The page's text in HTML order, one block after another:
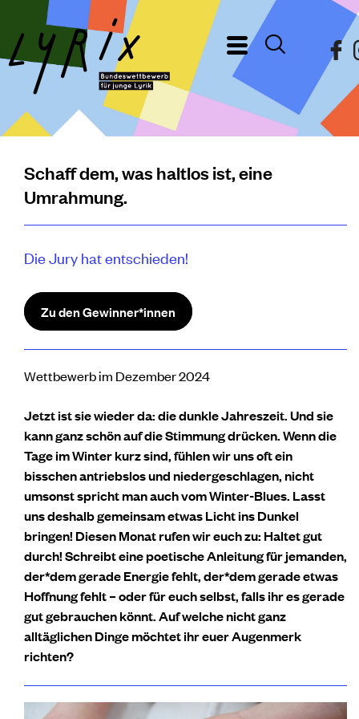
Schaff dem, was haltlos ist, eine
Umrahmung.
Die Jury hat entschieden!
Zu den Gewinner*innen
Wettbewerb im Dezember 2024
Jetzt ist sie wieder da: die dunkle Jahreszeit. Und sie
kann ganz schön auf die Stimmung drücken. Wenn die
Tage im Winter kurz sind, fühlen wir uns oft ein
bisschen antriebslos und niedergeschlagen, nicht
umsonst spricht man auch vom Winter-Blues. Lasst
uns deshalb gemeinsam etwas Licht ins Dunkel
bringen! Diesen Monat rufen wir euch zu: Haltet gut
durch! Schreibt eine poetische Anleitung für jemanden,
der*dem gerade Energie fehlt, der*dem gerade etwas
Hoffnung fehlt – oder für euch selbst, falls ihr es gerade
gut gebrauchen könnt. Auf welche nicht ganz
alltäglichen Dinge möchtet ihr euer Augenmerk
richten?